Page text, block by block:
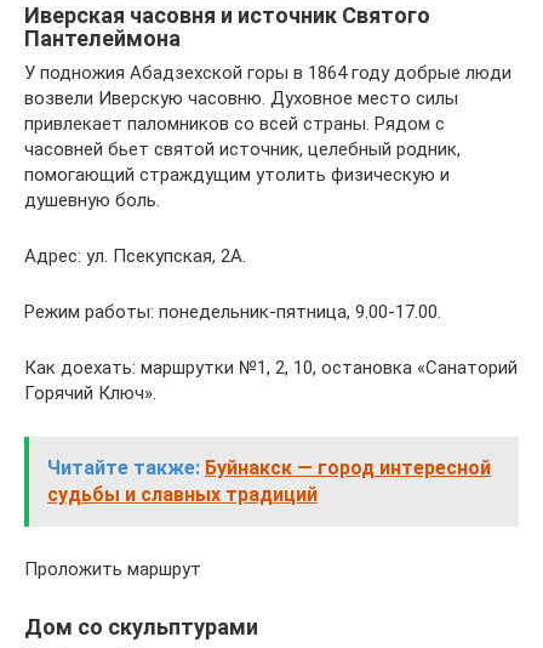
Иверская часовня и источник Святого
Пантелеймона
У подножия Абадзехской горы в 1864 году добрые люди
возвели Иверскую часовню. Духовное место силы
привлекает паломников со всей страны. Рядом с
часовней бьет святой источник, целебный родник,
помогающий страждущим утолить физическую и
душевную боль.
Адрес: ул. Псекупская, 2А.
Режим работы: понедельник-пятница, 9.00-17.00.
Как доехать: маршрутки №1, 2, 10, остановка «Санаторий
Горячий Ключ».
Читайте также: Буйнакск — город интересной
судьбы и славных традиций
Проложить маршрут
Дом со скульптурами